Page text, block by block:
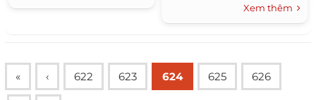
Xem thêm
« ‹ 622 623 624 625 626